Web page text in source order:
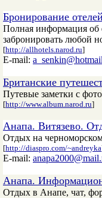
Бронирование
Полная информация об
забронировать любой
[http://allhotels.narod.ru]
E-mail:
Британские
Путевые заметки с
[http://www.album.narod.ru]
Анапа. Витязево.
Отдых на
[http://diaspro.com/~andreyka
E-mail:
Анапа.
Отдых в Анапе, чат,